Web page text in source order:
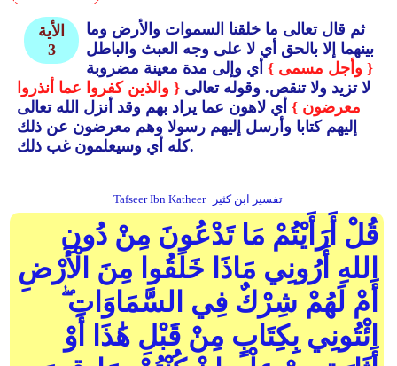
الأية
3
ثم قال تعالى ما خلقنا السموات والأرض وما
بينهما إلا بالحق أي لا على وجه العبث والباطل
{ وأجل مسمى }أي وإلى مدة معينة مضروبة
لا تزيد ولا تنقص.وقوله تعالى { والذين كفروا عما أنذروا
معرضون }أي لاهون عما يراد بهم وقد أنزل الله تعالى
إليهم كتابا وأرسل إليهم رسولا وهم معرضون عن ذلك
كله أي وسيعلمون غب ذلك.
Tafseer Ibn Katheer تفسير ابن كثير
قُلْ أَرَأَيْتُمْ مَا تَدْعُونَ مِنْ دُونِ
اللهِ أَرُونِي مَاذَا خَلَقُوا مِنَ الْأَرْضِ
أَمْ لَهُمْ شِرْكٌ فِي السَّمَاوَاتِ ۖ
ائْتُونِي بِكِتَابٍ مِنْ قَبْلِ هَٰذَا أَوْ